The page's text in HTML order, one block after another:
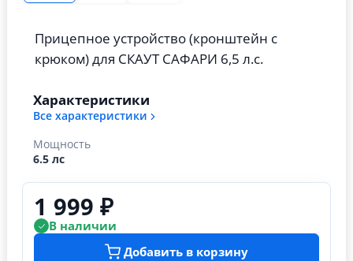
Прицепное устройство (кронштейн с
крюком) для СКАУТ САФАРИ 6,5 л.с.
Характеристики
Все характеристики
Мощность
6.5 лс
1 999 ₽
В наличии
Добавить в корзину